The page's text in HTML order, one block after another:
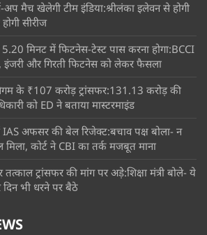
अप मैच खेलेगी टीम इंडिया:श्रीलंका इलेवन से होगी
सीरीज
5.20 मिनट में फिटनेस-टेस्ट पास करना होगा:BCCI
और गिरती फिटनेस को लेकर फैसला
के ₹107 करोड़ ट्रांसफर:131.13 करोड़ की
को ED ने बताया मास्टरमाइंड
अफसर की बेल रिजेक्ट:बचाव पक्ष बोला- न
मिला, कोर्ट ने CBI का तर्क मजबूत माना
तत्काल ट्रांसफर की मांग पर अड़े:शिक्षा मंत्री बोले- ये
भी धरने पर बैठे